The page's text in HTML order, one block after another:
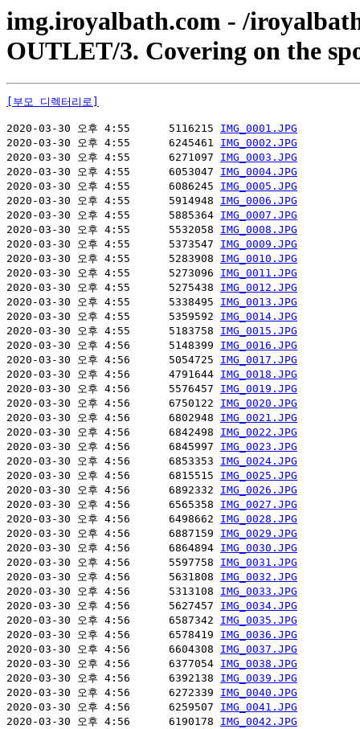
img.iroyalbath.com - /
OUTLET/3. Covering on the
[부모 디렉터리로]
2020-03-30 오후 4:55      5116215 IMG_0001.JPG
2020-03-30 오후 4:55      6245461 IMG_0002.JPG
2020-03-30 오후 4:55      6271097 IMG_0003.JPG
2020-03-30 오후 4:55      6053047 IMG_0004.JPG
2020-03-30 오후 4:55      6086245 IMG_0005.JPG
2020-03-30 오후 4:55      5914948 IMG_0006.JPG
2020-03-30 오후 4:55      5885364 IMG_0007.JPG
2020-03-30 오후 4:55      5532058 IMG_0008.JPG
2020-03-30 오후 4:55      5373547 IMG_0009.JPG
2020-03-30 오후 4:55      5283908 IMG_0010.JPG
2020-03-30 오후 4:55      5273096 IMG_0011.JPG
2020-03-30 오후 4:55      5275438 IMG_0012.JPG
2020-03-30 오후 4:55      5338495 IMG_0013.JPG
2020-03-30 오후 4:55      5359592 IMG_0014.JPG
2020-03-30 오후 4:55      5183758 IMG_0015.JPG
2020-03-30 오후 4:56      5148399 IMG_0016.JPG
2020-03-30 오후 4:56      5054725 IMG_0017.JPG
2020-03-30 오후 4:56      4791644 IMG_0018.JPG
2020-03-30 오후 4:56      5576457 IMG_0019.JPG
2020-03-30 오후 4:56      6750122 IMG_0020.JPG
2020-03-30 오후 4:56      6802948 IMG_0021.JPG
2020-03-30 오후 4:56      6842498 IMG_0022.JPG
2020-03-30 오후 4:56      6845997 IMG_0023.JPG
2020-03-30 오후 4:56      6853353 IMG_0024.JPG
2020-03-30 오후 4:56      6815515 IMG_0025.JPG
2020-03-30 오후 4:56      6892332 IMG_0026.JPG
2020-03-30 오후 4:56      6565358 IMG_0027.JPG
2020-03-30 오후 4:56      6498662 IMG_0028.JPG
2020-03-30 오후 4:56      6887159 IMG_0029.JPG
2020-03-30 오후 4:56      6864894 IMG_0030.JPG
2020-03-30 오후 4:56      5597758 IMG_0031.JPG
2020-03-30 오후 4:56      5631808 IMG_0032.JPG
2020-03-30 오후 4:56      5313108 IMG_0033.JPG
2020-03-30 오후 4:56      5627457 IMG_0034.JPG
2020-03-30 오후 4:56      6587342 IMG_0035.JPG
2020-03-30 오후 4:56      6578419 IMG_0036.JPG
2020-03-30 오후 4:56      6604308 IMG_0037.JPG
2020-03-30 오후 4:56      6377054 IMG_0038.JPG
2020-03-30 오후 4:56      6392138 IMG_0039.JPG
2020-03-30 오후 4:56      6272339 IMG_0040.JPG
2020-03-30 오후 4:56      6259507 IMG_0041.JPG
2020-03-30 오후 4:56      6190178 IMG_0042.JPG